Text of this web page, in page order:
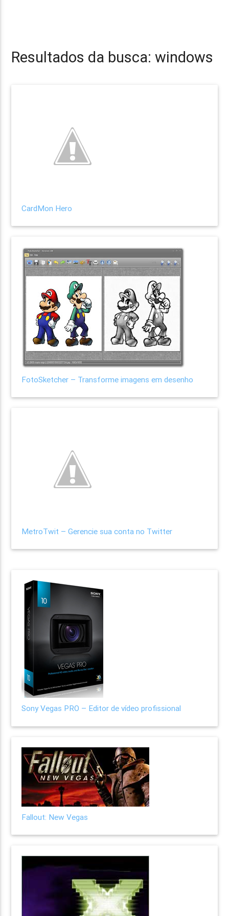
Resultados da busca: windows
CardMon Hero
FotoSketcher – Transforme imagens em desenho
MetroTwit – Gerencie sua conta no Twitter
Sony Vegas PRO – Editor de vídeo profissional
Fallout: New Vegas